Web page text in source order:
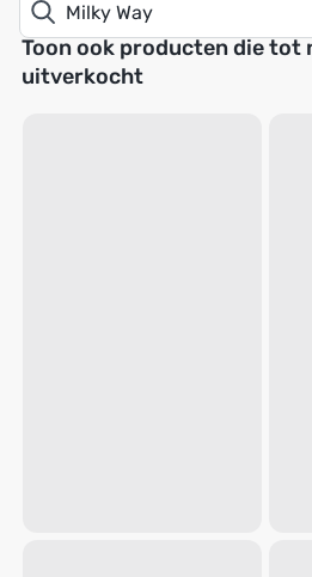
Toon ook producten die tot
uitverkocht